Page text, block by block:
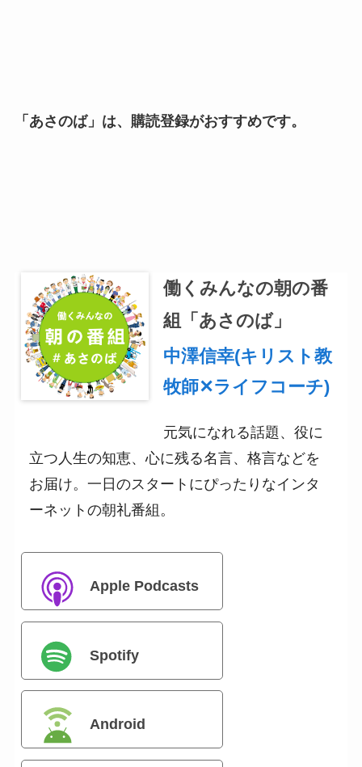
「あさのば」は、購読登録がおすすめです。
働くみんなの朝の番
組「あさのば」
中澤信幸(キリスト教
牧師✕ライフコーチ)
元気になれる話題、役に
立つ人生の知恵、心に残る名言、格言などを
お届け。一日のスタートにぴったりなインタ
ーネットの朝礼番組。
Apple Podcasts
Spotify
Android